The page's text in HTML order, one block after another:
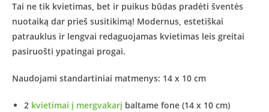
Tai ne tik kvietimas, bet ir puikus būdas pradėti šventės
nuotaiką dar prieš susitikimą! Modernus, estetiškai
patrauklus ir lengvai redaguojamas kvietimas leis greitai
pasiruošti ypatingai progai.
Naudojami standartiniai matmenys: 14 x 10 cm
2 kvietimai į mergvakarį baltame fone (14 x 10 cm)